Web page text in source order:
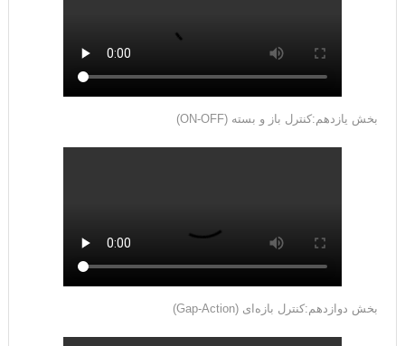
بخش یازدهم:کنترل باز و بسته (ON-OFF)
بخش دوازدهم:کنترل بازه‌ای (Gap-Action)